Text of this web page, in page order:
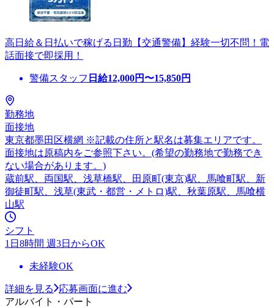
高日給＆日払いで稼げる日勤【交通警備】経験一切不問！電
話面接で即採用！
警備スタッフ 日給12,000円〜15,850円
勤務地
面接地
東京都墨田区横網 ※記載の住所と駅名は募集エリアです。
面接地は原稿内をご参照下さい。(希望の勤務地で勤務でき
ない場合があります。)
蔵前駅、両国駅、浅草橋駅、田原町(東京)駅、馬喰町駅、新
御徒町駅、浅草(東武・都営・メトロ)駅、秋葉原駅、馬喰横
山駅
シフト
1日8時間 週3日からOK
未経験OK
詳細を見る
応募画面に進む
アルバイト・パート